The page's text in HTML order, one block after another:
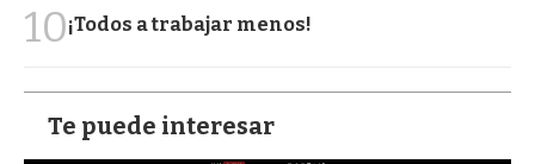
10¡Todos a trabajar menos!
Te puede interesar